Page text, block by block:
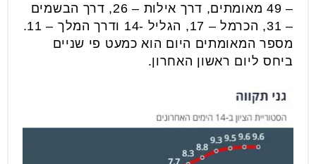
– 49 מאומתים, דרך אילות – 26, דרך הבשמים
– 31, הכרמל – 17, הגליל -14 ודרך המלך – 11.
מספר המאומתים היום הוא כמעט פי שניים
ביחס ליום ראשון האחרון.